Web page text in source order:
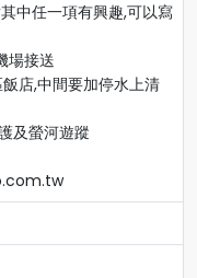
中任一項有興趣,可以寫
場接送
店,中間要加停水上清
及螢河遊蹤